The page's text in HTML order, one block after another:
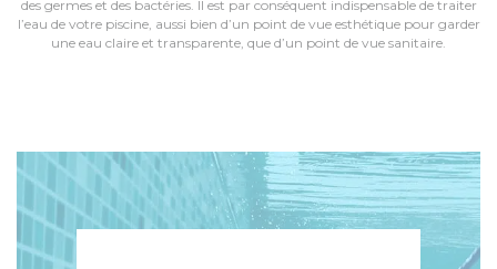
des germes et des bactéries. Il est par conséquent indispensable de traiter
l’eau de votre piscine, aussi bien d’un point de vue esthétique pour garder
une eau claire et transparente, que d’un point de vue sanitaire.